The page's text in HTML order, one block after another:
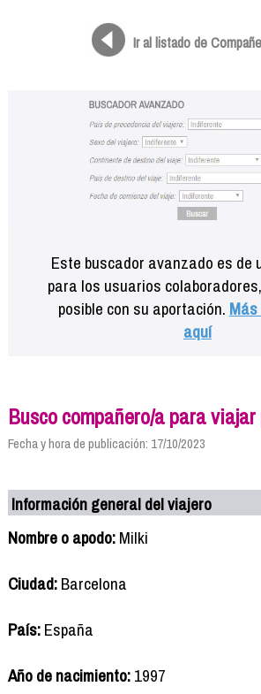
Ir al listado de
Este buscador avanzado es de
para los usuarios
posible con su aportación.
aquí
Busco compañero/a para
Fecha y hora de publicación: 17/10/2023
Información general del viajero
Nombre o apodo:Milki
Ciudad:Barcelona
País:España
Año de nacimiento:1997